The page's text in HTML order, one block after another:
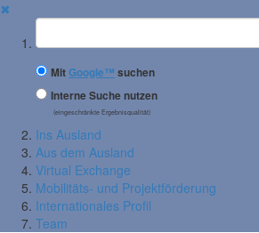
✖
Suchbegriff
MitGoogle™ suchen
Interne Suche nutzen
(eingeschränkte Ergebnisqualität)
Ins Ausland
Aus dem Ausland
Virtual Exchange
Mobilitäts- und Projektförderung
Internationales Profil
Team